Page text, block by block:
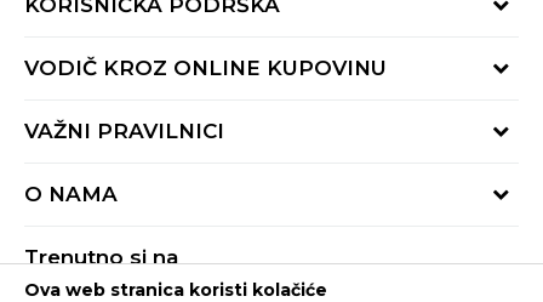
KORISNIČKA PODRŠKA
Provjeri status porudžbine
Radno vrijeme 9-16h
VODIČ KROZ ONLINE KUPOVINU
Načini isporuke
Reklamacije
VAŽNI PRAVILNICI
Pravila Sport&Bonus programa
O NAMA
Trenutno si na
Ova web stranica koristi kolačiće